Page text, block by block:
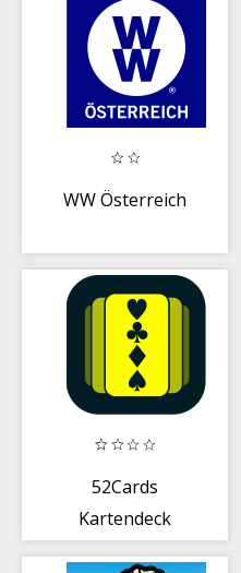
WW Österreich
52Cards
Kartendeck